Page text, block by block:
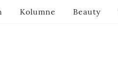
Kolumne Beauty